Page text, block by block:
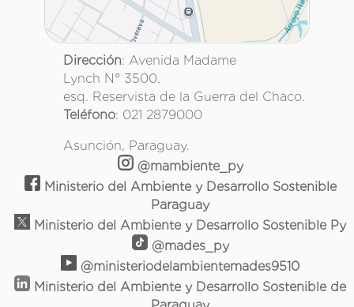
Dirección: Avenida Madame
Lynch N° 3500.
esq. Reservista de la Guerra del Chaco.
Teléfono: 021 2879000
Asunción, Paraguay.
@mambiente_py
Ministerio del Ambiente y Desarrollo Sostenible
Paraguay
Ministerio del Ambiente y Desarrollo Sostenible Py
@mades_py
@ministeriodelambientemades9510
Ministerio del Ambiente y Desarrollo Sostenible de